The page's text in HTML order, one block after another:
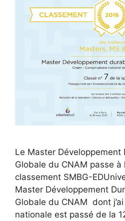
Le Master Développement
Globale du CNAM passe
classement SMBG-
Master Développement
Globale du CNAM dont
nationale est passé de la